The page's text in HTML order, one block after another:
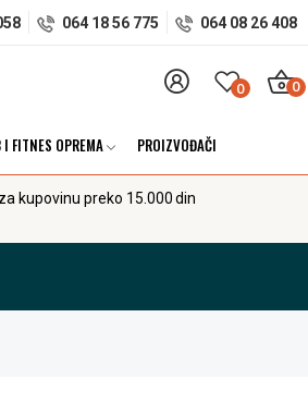
064 18 56 775 064 08 26 408
0 0
I FITNES OPREMA PROIZVOĐAČI
kupovinu preko 15.000 din